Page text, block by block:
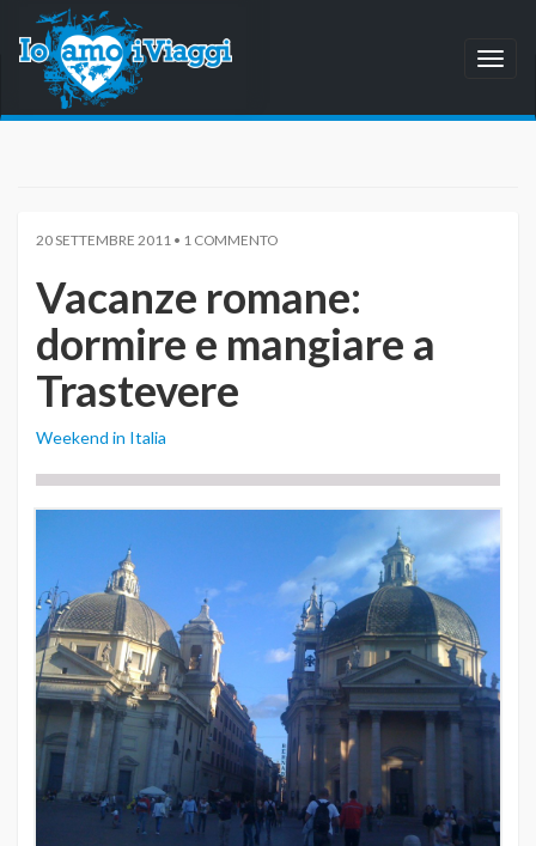
20 SETTEMBRE 2011 • 1 COMMENTO
Vacanze romane:
dormire e mangiare a
Trastevere
Weekend in Italia